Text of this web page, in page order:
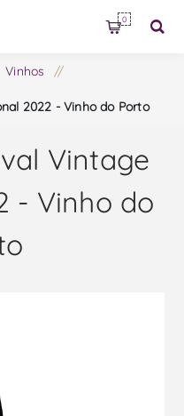
0
Vinhos /
2022 - Vinho do Porto
Vintage
- Vinho do